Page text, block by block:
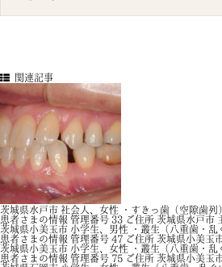
関連記事
茨城県水戸市 社会人、女性 ・すきっ歯（空隙歯
患者さまの情報 管理番号 33 ご住所 茨城県水戸市
茨城県小美玉市 小学生、男性 ・叢生（八重歯・
患者さまの情報 管理番号 47 ご住所 茨城県小美玉
茨城県小美玉市 小学生、女性 ・叢生（八重歯
患者さまの情報 管理番号 75 ご住所 茨城県小美玉